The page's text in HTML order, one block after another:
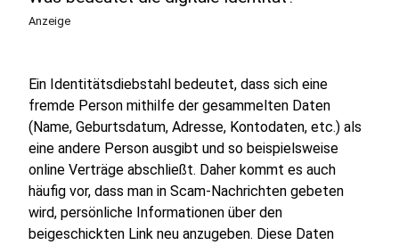
Anzeige
Ein Identitätsdiebstahl bedeutet, dass sich eine
fremde Person mithilfe der gesammelten Daten
(Name, Geburtsdatum, Adresse, Kontodaten, etc.) als
eine andere Person ausgibt und so beispielsweise
online Verträge abschließt. Daher kommt es auch
häufig vor, dass man in Scam-Nachrichten gebeten
wird, persönliche Informationen über den
beigeschickten Link neu anzugeben. Diese Daten